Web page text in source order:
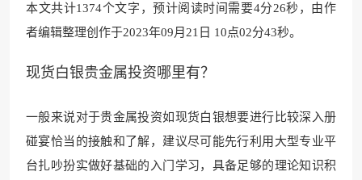
本文共计1374个文字，预计阅读时间需要4分26秒，由作
者编辑整理创作于2023年09月21日 10点02分43秒。
现货白银贵金属投资哪里有？
一般来说对于贵金属投资如现货白银想要进行比较深入册
碰宴恰当的接触和了解，建议尽可能先行利用大型专业平
台扎吵扮实做好基础的入门学习，具备足够的理论知识积